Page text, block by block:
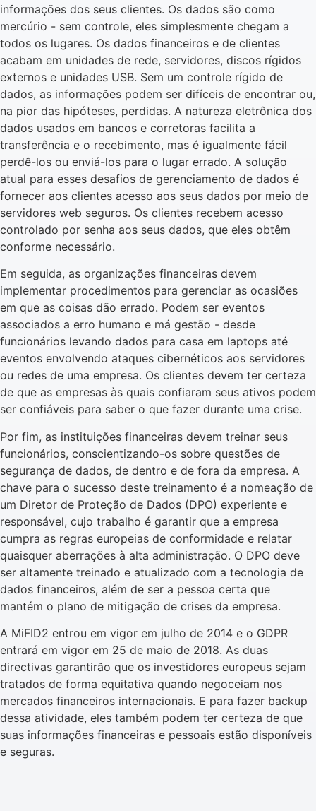
informações dos seus clientes. Os dados são como
mercúrio - sem controle, eles simplesmente chegam a
todos os lugares. Os dados financeiros e de clientes
acabam em unidades de rede, servidores, discos rígidos
externos e unidades USB. Sem um controle rígido de
dados, as informações podem ser difíceis de encontrar ou,
na pior das hipóteses, perdidas. A natureza eletrônica dos
dados usados em bancos e corretoras facilita a
transferência e o recebimento, mas é igualmente fácil
perdê-los ou enviá-los para o lugar errado. A solução
atual para esses desafios de gerenciamento de dados é
fornecer aos clientes acesso aos seus dados por meio de
servidores web seguros. Os clientes recebem acesso
controlado por senha aos seus dados, que eles obtêm
conforme necessário.
Em seguida, as organizações financeiras devem
implementar procedimentos para gerenciar as ocasiões
em que as coisas dão errado. Podem ser eventos
associados a erro humano e má gestão - desde
funcionários levando dados para casa em laptops até
eventos envolvendo ataques cibernéticos aos servidores
ou redes de uma empresa. Os clientes devem ter certeza
de que as empresas às quais confiaram seus ativos podem
ser confiáveis para saber o que fazer durante uma crise.
Por fim, as instituições financeiras devem treinar seus
funcionários, conscientizando-os sobre questões de
segurança de dados, de dentro e de fora da empresa. A
chave para o sucesso deste treinamento é a nomeação de
um Diretor de Proteção de Dados (DPO) experiente e
responsável, cujo trabalho é garantir que a empresa
cumpra as regras europeias de conformidade e relatar
quaisquer aberrações à alta administração. O DPO deve
ser altamente treinado e atualizado com a tecnologia de
dados financeiros, além de ser a pessoa certa que
mantém o plano de mitigação de crises da empresa.
A MiFID2 entrou em vigor em julho de 2014 e o GDPR
entrará em vigor em 25 de maio de 2018. As duas
directivas garantirão que os investidores europeus sejam
tratados de forma equitativa quando negoceiam nos
mercados financeiros internacionais. E para fazer backup
dessa atividade, eles também podem ter certeza de que
suas informações financeiras e pessoais estão disponíveis
e seguras.